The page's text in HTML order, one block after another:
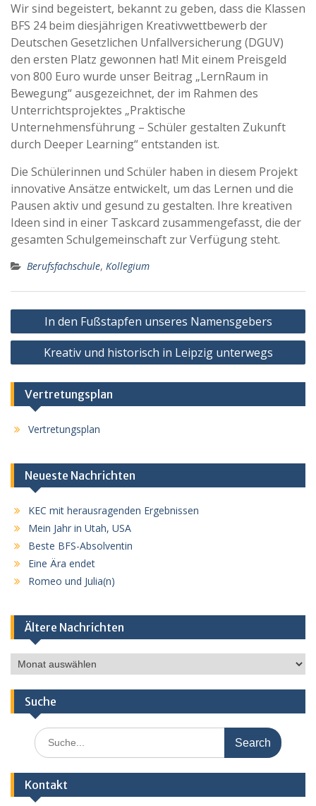
Wir sind begeistert, bekannt zu geben, dass die Klassen
BFS 24 beim diesjährigen Kreativwettbewerb der
Deutschen Gesetzlichen Unfallversicherung (DGUV)
den ersten Platz gewonnen hat! Mit einem Preisgeld
von 800 Euro wurde unser Beitrag „LernRaum in
Bewegung“ ausgezeichnet, der im Rahmen des
Unterrichtsprojektes „Praktische
Unternehmensführung – Schüler gestalten Zukunft
durch Deeper Learning“ entstanden ist.
Die Schülerinnen und Schüler haben in diesem Projekt
innovative Ansätze entwickelt, um das Lernen und die
Pausen aktiv und gesund zu gestalten. Ihre kreativen
Ideen sind in einer Taskcard zusammengefasst, die der
gesamten Schulgemeinschaft zur Verfügung steht.
Berufsfachschule, Kollegium
Beitragsnavigation
In den Fußstapfen unseres Namensgebers
Kreativ und historisch in Leipzig unterwegs
Vertretungsplan
Vertretungsplan
Neueste Nachrichten
KEC mit herausragenden Ergebnissen
Mein Jahr in Utah, USA
Beste BFS-Absolventin
Eine Ära endet
Romeo und Julia(n)
Ältere Nachrichten
Ältere
Nachrichten
Suche
Search
for:
Kontakt